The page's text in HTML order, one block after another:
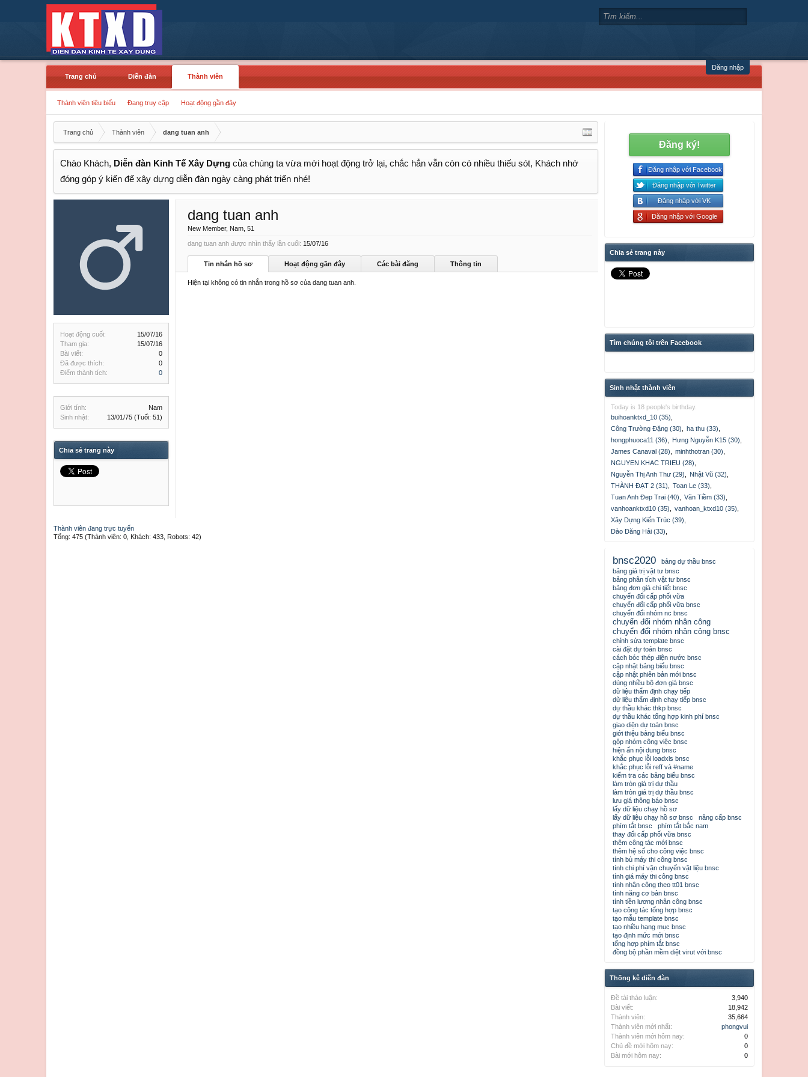
Đăng nhập
Trang chủ
Diễn đàn Thành viên
Thành viên tiêu biểu Đang truy cập Hoạt động gần đây
Trang chủ Thành viên dang tuan anh
Chào Khách, Diễn đàn Kinh Tế Xây Dựng của chúng ta vừa mới hoạt động trở lại, chắc hẳn vẫn còn có nhiều thiếu sót, Khách nhớ
đóng góp ý kiến để xây dựng diễn đàn ngày càng phát triển nhé!
Hoạt động cuối:
15/07/16
Tham gia:
15/07/16
Bài viết:
0
Đã được thích:
0
Điểm thành tích:
0
Giới tính:
Nam
Sinh nhật:
13/01/75 (Tuổi: 51)
Chia sẻ trang này
dang tuan anh
New Member, Nam, 51
dang tuan anh được nhìn thấy lần cuối: 15/07/16
Tin nhắn hồ sơ Hoạt động gần đây Các bài đăng Thông tin
Hiện tại không có tin nhắn trong hồ sơ của dang tuan anh.
Thành viên đang trực tuyến
Tổng: 475 (Thành viên: 0, Khách: 433, Robots: 42)
Đăng ký!
Đăng nhập với Facebook
Đăng nhập với Twitter
Đăng nhập với VK
Đăng nhập với Google
Chia sẻ trang này
Tìm chúng tôi trên Facebook
Sinh nhật thành viên
Today is 18 people's birthday.
buihoanktxd_10 (35)
Công Trường Đặng (30)
ha thu (33)
hongphuoca11 (36)
Hưng Nguyễn K15 (30)
James Canaval (28)
minhthotran (30)
NGUYEN KHAC TRIEU (28)
Nguyễn Thị Anh Thư (29)
Nhật Vũ (32)
THÀNH ĐẠT 2 (31)
Toan Le (33)
Tuan Anh Đep Trai (40)
Văn Tiềm (33)
vanhoanktxd10 (35)
vanhoan_ktxd10 (35)
Xây Dựng Kiến Trúc (39)
Đào Đăng Hải (33)
bnsc2020
bảng dự thầu bnsc
bảng giá trị vật tư bnsc
bảng phân tích vật tư bnsc
bảng đơn giá chi tiết bnsc
chuyển đổi cấp phối vữa
chuyển đổi cấp phối vữa bnsc
chuyển đổi nhóm nc bnsc
chuyển đổi nhóm nhân công
chuyển đổi nhóm nhân công bnsc
chỉnh sửa template bnsc
cài đặt dự toán bnsc
cách bóc thép điện nước bnsc
cập nhật bảng biểu bnsc
cập nhật phiên bản mới bnsc
dùng nhiều bộ đơn giá bnsc
dữ liệu thẩm định chạy tiếp
dữ liệu thẩm định chạy tiếp bnsc
dự thầu khác thkp bnsc
dự thầu khác tổng hợp kinh phí bnsc
giao diện dự toán bnsc
giới thiệu bảng biểu bnsc
gộp nhóm công việc bnsc
hiện ẩn nội dung bnsc
khắc phục lỗi loadxls bnsc
khắc phục lỗi reff và #name
kiểm tra các bảng biểu bnsc
làm tròn giá trị dự thầu
làm tròn giá trị dự thầu bnsc
lưu giá thông báo bnsc
lấy dữ liệu chạy hồ sơ
lấy dữ liệu chạy hồ sơ bnsc
nâng cấp bnsc
phím tắt bnsc
phím tắt bắc nam
thay đổi cấp phối vữa bnsc
thêm công tác mới bnsc
thêm hệ số cho công việc bnsc
tính bù máy thi công bnsc
tính chi phí vận chuyển vật liệu bnsc
tính giá máy thi công bnsc
tính nhân công theo tt01 bnsc
tính năng cơ bản bnsc
tính tiền lương nhân công bnsc
tạo công tác tổng hợp bnsc
tạo mẫu template bnsc
tạo nhiều hạng mục bnsc
tạo định mức mới bnsc
tổng hợp phím tắt bnsc
đồng bộ phần mềm diệt virut với bnsc
Thống kê diễn đàn
Đề tài thảo luận:
3,940
Bài viết:
18,942
Thành viên:
35,664
Thành viên mới nhất:
phongvui
Thành viên mới hôm nay:
0
Chủ đề mới hôm nay:
0
Bài mới hôm nay:
0